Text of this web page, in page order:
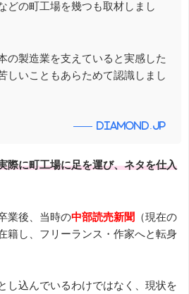
どの町工場を幾つも取材しまし
の製造業を支えていると実感した
しいこともあらためて認識しまし
diamond.jp
際に町工場に足を運び、ネタを仕入
業後、当時の中部読売新聞 （現在の
籍し、フリーランス・作家へと転身
し込んでいるわけではなく、現状を